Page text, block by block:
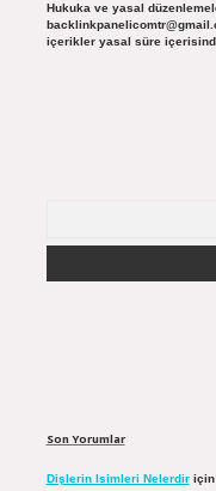
Hukuka ve yasal
içerikler yasal süre
Son Yorumlar
Dişlerin Isimleri Nelerdiriçin